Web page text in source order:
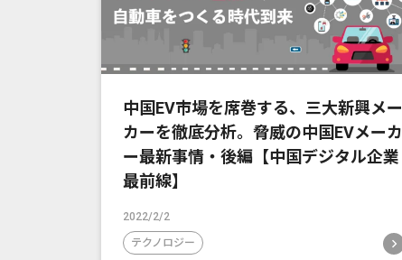
中国EV市場を席巻する、三大新興メー
カーを徹底分析。脅威の中国EVメーカ
ー最新事情・後編【中国デジタル企業
最前線】
2022/2/2
テクノロジー